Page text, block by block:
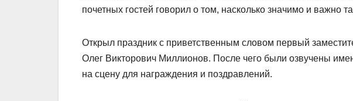
почетных гостей говорил о том, насколько значимо и важно
Открыл праздник с приветственным словом первый
Олег Викторович Миллионов. После чего были озвучены
на сцену для награждения и поздравлений.